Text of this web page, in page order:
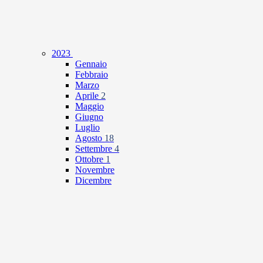
2023
Gennaio
Febbraio
Marzo
Aprile 2
Maggio
Giugno
Luglio
Agosto 18
Settembre 4
Ottobre 1
Novembre
Dicembre